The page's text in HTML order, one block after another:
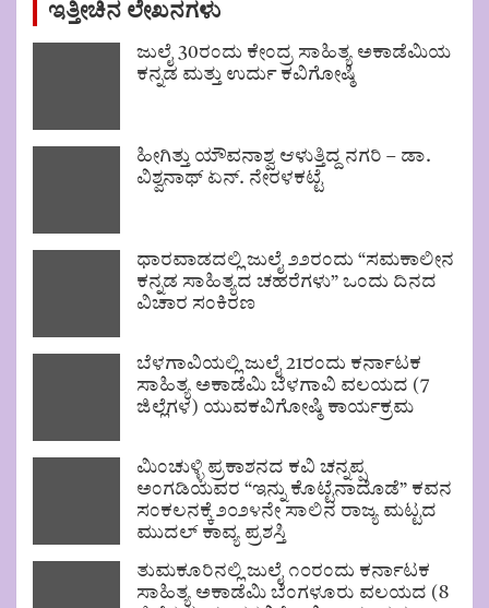
ಇತ್ತೀಚಿನ ಲೇಖನಗಳು
ಜುಲೈ 30ರಂದು ಕೇಂದ್ರ ಸಾಹಿತ್ಯ ಅಕಾಡೆಮಿಯ
ಕನ್ನಡ ಮತ್ತು ಉರ್ದು ಕವಿಗೋಷ್ಠಿ
ಹೀಗಿತ್ತು ಯೌವನಾಶ್ವ ಆಳುತ್ತಿದ್ದ ನಗರಿ – ಡಾ.
ವಿಶ್ವನಾಥ್ ಏನ್. ನೇರಳಕಟ್ಟೆ
ಧಾರವಾಡದಲ್ಲಿ ಜುಲೈ ೨೨ರಂದು “ಸಮಕಾಲೀನ
ಕನ್ನಡ ಸಾಹಿತ್ಯದ ಚಹರೆಗಳು” ಒಂದು ದಿನದ
ವಿಚಾರ ಸಂಕಿರಣ
ಬೆಳಗಾವಿಯಲ್ಲಿ ಜುಲೈ 21ರಂದು ಕರ್ನಾಟಕ
ಸಾಹಿತ್ಯ ಅಕಾಡೆಮಿ ಬೆಳಗಾವಿ ವಲಯದ (7
ಜಿಲ್ಲೆಗಳ) ಯುವಕವಿಗೋಷ್ಠಿ ಕಾರ್ಯಕ್ರಮ
ಮಿಂಚುಳ್ಳಿ ಪ್ರಕಾಶನದ ಕವಿ ಚನ್ನಪ್ಪ
ಅಂಗಡಿಯವರ “ಇನ್ನು ಕೊಟ್ಟೆನಾದೊಡೆ” ಕವನ
ಸಂಕಲನಕ್ಕೆ ೨೦೨೪ನೇ ಸಾಲಿನ ರಾಜ್ಯ ಮಟ್ಟದ
ಮುದಲ್ ಕಾವ್ಯ ಪ್ರಶಸ್ತಿ
ತುಮಕೂರಿನಲ್ಲಿ ಜುಲೈ ೧೦ರಂದು ಕರ್ನಾಟಕ
ಸಾಹಿತ್ಯ ಅಕಾಡೆಮಿ ಬೆಂಗಳೂರು ವಲಯದ (8